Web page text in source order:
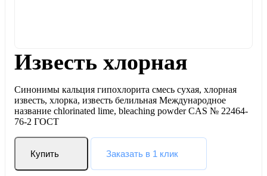
Известь хлорная
Синонимы кальция гипохлорита смесь сухая, хлорная
известь, хлорка, известь белильная Международное
название chlorinated lime, bleaching powder CAS № 22464-
76-2 ГОСТ
Купить Заказать в 1 клик